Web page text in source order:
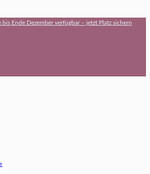
bis Ende Dezember verfügbar – jetzt Platz sichern